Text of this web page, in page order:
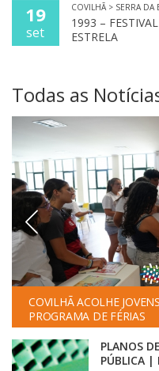
19
set
COVILHÃ > SERRA DA
1993 –
ESTRELA
Todas as
COVILHÃ ACOLHE
PROGRAMA DE FÉRIAS
PLANOS
PÚBLICA |